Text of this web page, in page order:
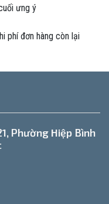
ưng ý
phí đơn hàng còn lại
Phường Hiệp Bình